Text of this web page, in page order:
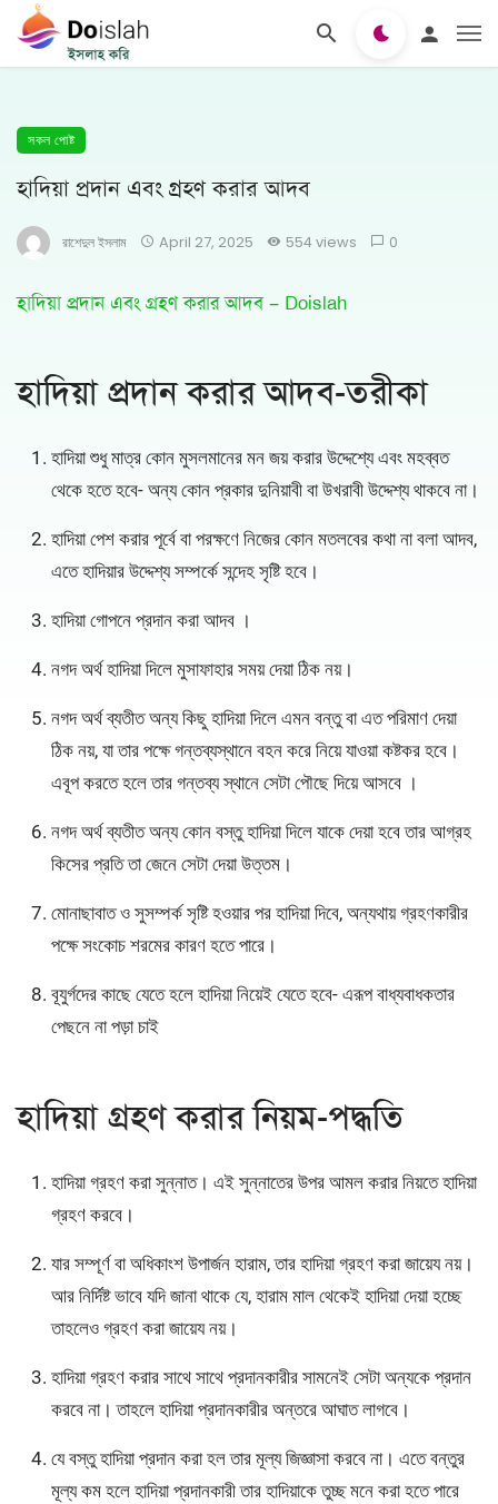
সকল পোষ্ট
হাদিয়া প্রদান এবং গ্রহণ করার আদব
রাশেদুল ইসলাম April 27, 2025 554 views 0
হাদিয়া প্রদান এবং গ্রহণ করার আদব – Doislah
হাদিয়া প্রদান করার আদব-তরীকা
হাদিয়া শুধু মাত্র কোন মুসলমানের মন জয় করার উদ্দেশ্যে এবং মহব্বত
থেকে হতে হবে- অন্য কোন প্রকার দুনিয়াবী বা উখরাবী উদ্দেশ্য থাকবে না।
হাদিয়া পেশ করার পূর্বে বা পরক্ষণে নিজের কোন মতলবের কথা না বলা আদব,
এতে হাদিয়ার উদ্দেশ্য সম্পর্কে সন্দেহ সৃষ্টি হবে।
হাদিয়া গোপনে প্রদান করা আদব ।
নগদ অর্থ হাদিয়া দিলে মুসাফাহার সময় দেয়া ঠিক নয়।
নগদ অর্থ ব্যতীত অন্য কিছু হাদিয়া দিলে এমন বন্তু বা এত পরিমাণ দেয়া
ঠিক নয়, যা তার পক্ষে গন্তব্যস্থানে বহন করে নিয়ে যাওয়া কষ্টকর হবে।
এবূপ করতে হলে তার গন্তব্য স্থানে সেটা পৌছে দিয়ে আসবে ।
নগদ অর্থ ব্যতীত অন্য কোন বস্তু হাদিয়া দিলে যাকে দেয়া হবে তার আগ্রহ
কিসের প্রতি তা জেনে সেটা দেয়া উত্তম।
মোনাছাবাত ও সুসম্পর্ক সৃষ্টি হওয়ার পর হাদিয়া দিবে, অন্যথায় গ্রহণকারীর
পক্ষে সংকোচ শরমের কারণ হতে পারে।
বূযুর্গদের কাছে যেতে হলে হাদিয়া নিয়েই যেতে হবে- এরূপ বাধ্যবাধকতার
পেছনে না পড়া চাই
হাদিয়া গ্রহণ করার নিয়ম-পদ্ধতি
হাদিয়া গ্রহণ করা সুন্নাত। এই সুন্নাতের উপর আমল করার নিয়তে হাদিয়া
গ্রহণ করবে।
যার সম্পূর্ণ বা অধিকাংশ উপার্জন হারাম, তার হাদিয়া গ্রহণ করা জায়েয নয়।
আর নির্দিষ্ট ভাবে যদি জানা থাকে যে, হারাম মাল থেকেই হাদিয়া দেয়া হচ্ছে
তাহলেও গ্রহণ করা জায়েয নয়।
হাদিয়া গ্রহণ করার সাথে সাথে প্রদানকারীর সামনেই সেটা অন্যকে প্রদান
করবে না। তাহলে হাদিয়া প্রদানকারীর অন্তরে আঘাত লাগবে।
যে বস্তু হাদিয়া প্রদান করা হল তার মূল্য জিজ্ঞাসা করবে না। এতে বন্তুর
মূল্য কম হলে হাদিয়া প্রদানকারী তার হাদিয়াকে তুচ্ছ মনে করা হতে পারে